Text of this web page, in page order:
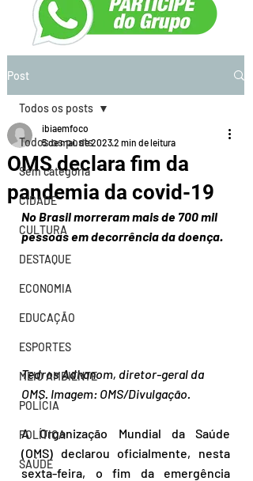
Post
Todos os posts
Sem categoria
CIDADE
CULTURA
DESTAQUE
ECONOMIA
EDUCAÇÃO
ESPORTES
MEIO AMBIENTE
POLÍCIA
POLÍTICA
SAÚDE
Todos os posts
OMS declara fim da
pandemia da covid-19
ibiaemfoco
5 de mai. de 20232 min de leitura
No Brasil morreram mais de 700 mil
pessoas em decorrência da doença.
Tedros Adhanom, diretor-geral da
OMS. Imagem: OMS/Divulgação.
A Organização Mundial da Saúde
(OMS) declarou oficialmente, nesta
sexta-feira, o fim da emergência